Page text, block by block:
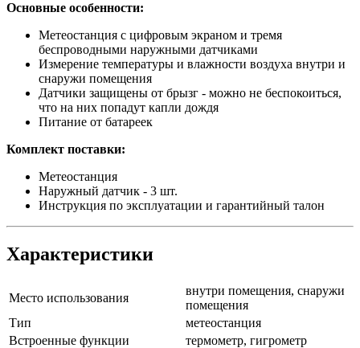
Основные особенности:
Метеостанция с цифровым экраном и тремя
беспроводными наружными датчиками
Измерение температуры и влажности воздуха внутри и
снаружи помещения
Датчики защищены от брызг - можно не беспокоиться,
что на них попадут капли дождя
Питание от батареек
Комплект поставки:
Метеостанция
Наружный датчик - 3 шт.
Инструкция по эксплуатации и гарантийный талон
Характеристики
Место использования
внутри помещения, снаружи
помещения
Тип
метеостанция
Встроенные функции
термометр, гигрометр